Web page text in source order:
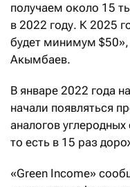
получаем около 15
в 2022 году. К 2025
будет минимум
Акымбаев.
В январе 2022 года
начали появляться
аналогов
то есть в 15 раз
«Green Income»